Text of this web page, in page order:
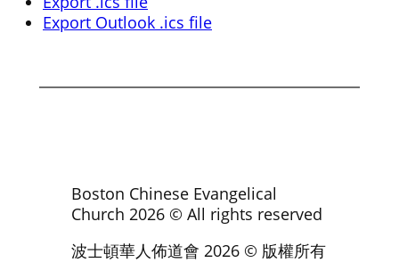
Export Outlook .ics file
Boston Chinese Evangelical
Church 2026© All rights reserved
波士頓華人佈道會 2026© 版權所有